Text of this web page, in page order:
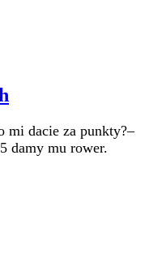
mi dacie za punkty?–
damy mu rower.